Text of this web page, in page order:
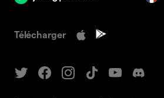
Télécharger